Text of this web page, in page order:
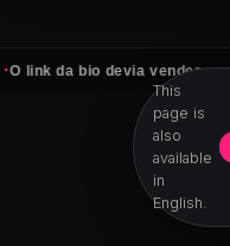
This
page is
also
available
in
English.
devia vender por ti